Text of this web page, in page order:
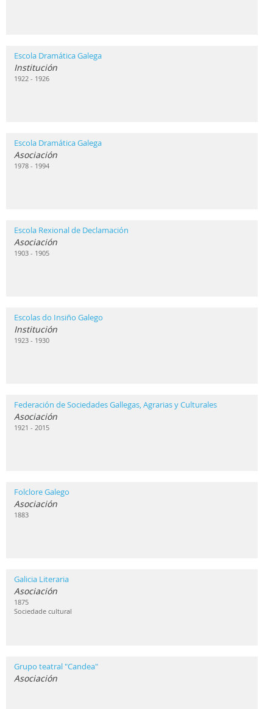
Escola Dramática Galega
Institución
1922 - 1926
Escola Dramática Galega
Asociación
1978 - 1994
Escola Rexional de Declamación
Asociación
1903 - 1905
Escolas do Insiño Galego
Institución
1923 - 1930
Federación de Sociedades Gallegas, Agrarias y Culturales
Asociación
1921 - 2015
Folclore Galego
Asociación
1883
Galicia Literaria
Asociación
1875
Sociedade cultural
Grupo teatral "Candea"
Asociación